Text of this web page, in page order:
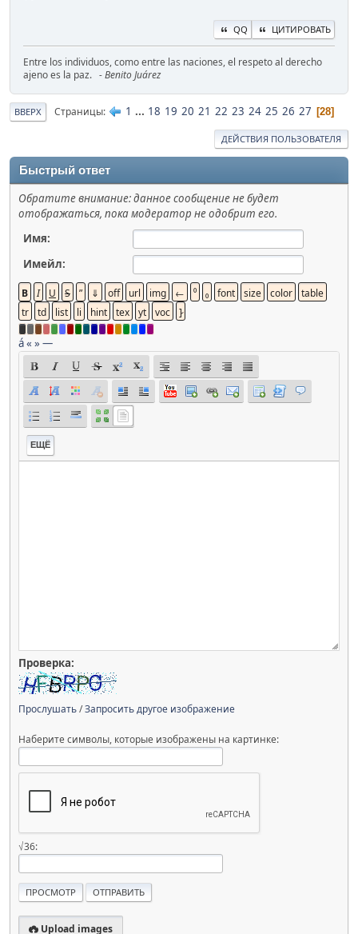
QQ ЦИТИРОВАТЬ
Entre los individuos, como entre las naciones, el respeto al derecho
ajeno es la paz. - Benito Juárez
ВВЕРХ Страницы 1 ... 18 19 20 21 22 23 24 25 26 27 28
ДЕЙСТВИЯ ПОЛЬЗОВАТЕЛЯ
Быстрый ответ
Обратите внимание: данное сообщение не будет
отображаться, пока модератор не одобрит его.
Имя:
Имейл:
á« »—
ЕЩЁ
Проверка:
Прослушать/Запросить другое изображение
Наберите символы, которые изображены на картинке:
√36:
Upload images